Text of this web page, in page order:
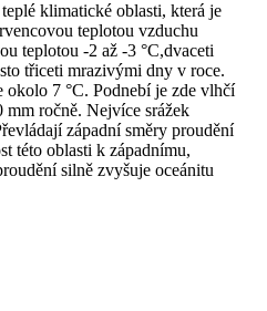
klimatické oblasti, která je
teplotou vzduchu
teplotou -2 až -3 °C,dvaceti
třiceti mrazivými dny v roce.
okolo 7 °C. Podnebí je zde vlhčí
ročně. Nejvíce srážek
západní směry proudění
této oblasti k západnímu,
silně zvyšuje oceánitu